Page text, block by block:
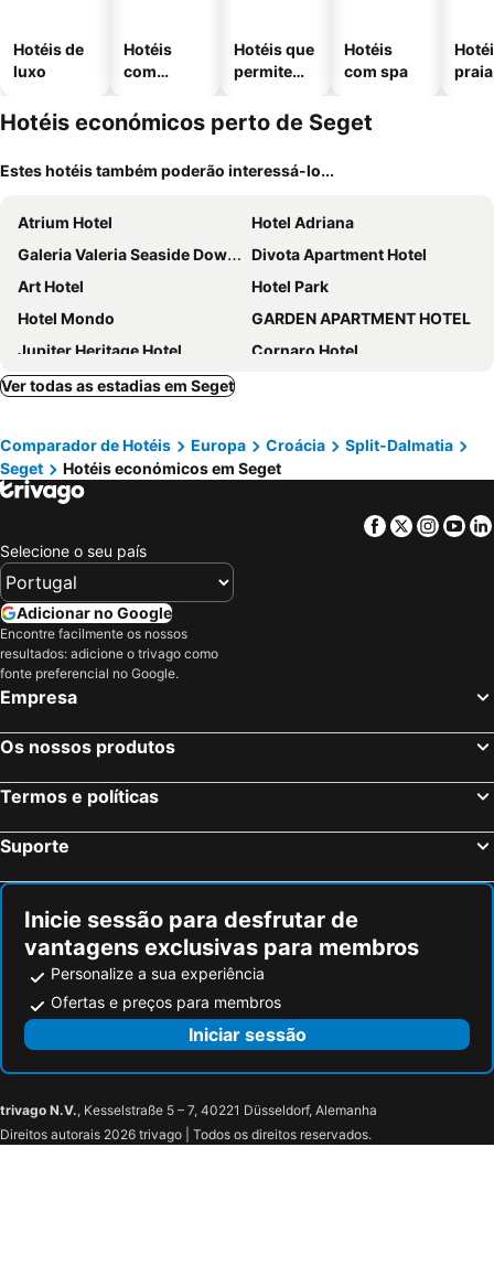
Hotéis de
luxo
Hotéis
com
Hotéis que
permitem
Hotéis
com spa
praia
Hotéis económicos perto de Seget
Estes hotéis também poderão interessá-lo...
Atrium Hotel
Hotel Adriana
Galeria Valeria Seaside Downtown - MAG Quaint & Elegant Boutique Hotels
Divota Apartment Hotel
Art Hotel
Hotel Park
Hotel Mondo
GARDEN APARTMENT HOTEL
Jupiter Heritage Hotel
Cornaro Hotel
Hotel Corner
Boban Luxury Suites
Hotel Marul
Hotel Sveti Kriz
Plaza Marchi Old Town - MAG Quaint & Elegant Boutique Hotels
Prima Luce Downtown
Hotel Ambasador
Central Square Heritage Hotel
Bosket Luxury Rooms
Marmont Heritage Hotel
Fortuna Luxury Rooms
Marvie Hotel & Health
Piano Nobile Rooms
Dioklecijan Hotel & Residence
Hotel Medena
B Gold Luxury Rooms
Hotel Villa Harmony
Pietra Rossa
Villa Fontana
Morus Alba
Hotel Villa Diana
Hotel Val
Aparthotel Astoria
Hotel Ola
Hotel Rotondo
Hotel Bellevue Trogir
Hotel Trogir
Villa Kudelik - Stone Story
Hotel Monika
XII Century Heritage Hotel
Domus Maritima
Ver todas as estadias em Seget
Comparador de Hotéis Europa Croácia
Split-Dalmatia
Seget
Hotéis económicos em Seget
Facebook
Twitter
Selecione o seu país
Adicionar no Google
Encontre facilmente os nossos
resultados: adicione o trivago como
fonte preferencial no Google.
Empresa
Os nossos produtos
Termos e políticas
Suporte
Inicie sessão para desfrutar de
vantagens exclusivas para membros
Personalize a sua experiência
Ofertas e preços para membros
Iniciar sessão
trivago N.V., Kesselstraße 5 – 7, 40221 Düsseldorf, Alemanha
Direitos autorais 2026 trivago | Todos os direitos reservados.